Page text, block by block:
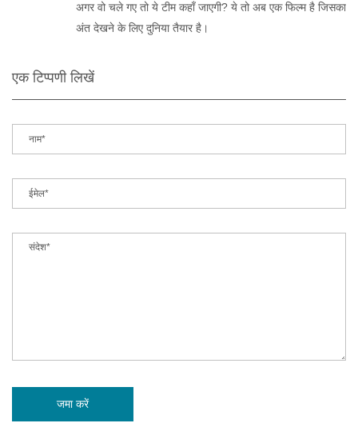
अगर वो चले गए तो ये टीम कहाँ जाएगी? ये तो अब एक फिल्म है जिसका
अंत देखने के लिए दुनिया तैयार है।
एक टिप्पणी लिखें
जमा करें